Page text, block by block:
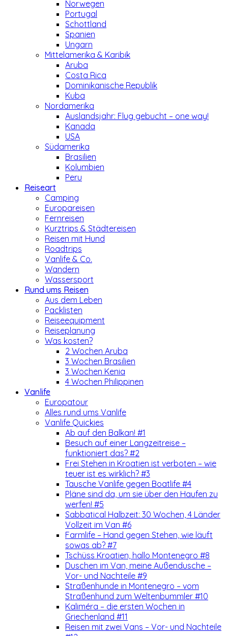
Norwegen
Portugal
Schottland
Spanien
Ungarn
Mittelamerika & Karibik
Aruba
Costa Rica
Dominikanische Republik
Kuba
Nordamerika
Auslandsjahr: Flug gebucht – one way!
Kanada
USA
Südamerika
Brasilien
Kolumbien
Peru
Reiseart
Camping
Europareisen
Fernreisen
Kurztrips & Städtereisen
Reisen mit Hund
Roadtrips
Vanlife & Co.
Wandern
Wassersport
Rund ums Reisen
Aus dem Leben
Packlisten
Reiseequipment
Reiseplanung
Was kosten?
2 Wochen Aruba
3 Wochen Brasilien
3 Wochen Kenia
4 Wochen Philippinen
Vanlife
Europatour
Alles rund ums Vanlife
Vanlife Quickies
Ab auf den Balkan! #1
Besuch auf einer Langzeitreise –
funktioniert das? #2
Frei Stehen in Kroatien ist verboten – wie
teuer ist es wirklich? #3
Tausche Vanlife gegen Boatlife #4
Pläne sind da, um sie über den Haufen zu
werfen! #5
Sabbatical Halbzeit: 30 Wochen, 4 Länder
Vollzeit im Van #6
Farmlife – Hand gegen Stehen, wie läuft
sowas ab? #7
Tschüss Kroatien, hallo Montenegro #8
Duschen im Van, meine Außendusche –
Vor- und Nachteile #9
Straßenhunde in Montenegro – vom
Straßenhund zum Weltenbummler #10
Kaliméra – die ersten Wochen in
Griechenland #11
Reisen mit zwei Vans – Vor- und Nachteile